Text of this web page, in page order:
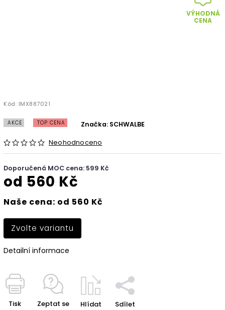
VÝHODNÁ
CENA
Kód: IMX887021
AKCE TOP CENA
Neohodnoceno
Značka: SCHWALBE
Doporučená MOC cena: 599 Kč
od 560 Kč
Naše cena: od 560 Kč
Zvolte variantu
Detailní informace
Tisk Zeptat se Hlídat Sdílet